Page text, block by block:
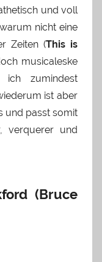
und voll
nicht eine
Zeiten (This is
musicaleske
ich zumindest
ist aber
und passt somit
verquerer und
(Bruce